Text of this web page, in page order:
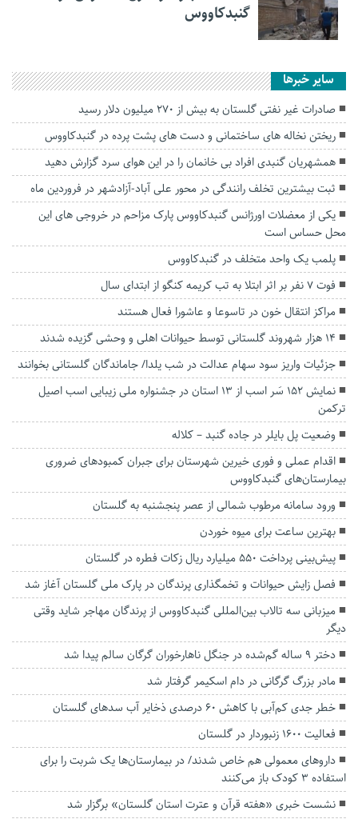
گنبدکاووس
سایر خبرها
صادرات غیر نفتی گلستان به بیش از ۲۷۰ میلیون دلار رسید
ریختن نخاله های ساختمانی و دست های پشت پرده در گنبدکاووس
همشهریان گنبدی افراد بی خانمان را در این هوای سرد گزارش دهید
ثبت بیشترین تخلف رانندگی در محور علی آباد-آزادشهر در فروردین ماه
یکی از معضلات اورژانس گنبدکاووس پارک مزاحم در خروجی های این
محل حساس است
پلمب یک واحد متخلف در گنبدکاووس
فوت ۷ نفر بر اثر ابتلا به تب کریمه کنگو از ابتدای سال
مراکز انتقال خون در تاسوعا و عاشورا فعال هستند
۱۴ هزار شهروند گلستانی توسط حیوانات اهلی و وحشی گزیده شدند
جزئیات واریز سود سهام عدالت در شب یلدا/ جاماندگان گلستانی بخوانند
نمایش ۱۵۲ سَر اسب از ۱۳ استان در جشنواره ملی زیبایی اسب اصیل
ترکمن
وضعیت پل بایلر در جاده گنبد – کلاله
اقدام عملی و فوری خیرین شهرستان برای جبران کمبودهای ضروری
بیمارستان‌های گنبدکاووس
ورود سامانه مرطوب شمالی از عصر پنجشنبه به گلستان
بهترین ساعت برای میوه خوردن
پیش‌بینی پرداخت ۵۵۰ میلیارد ریال زکات فطره در گلستان
فصل زایش‌ حیوانات و تخمگذاری پرندگان در پارک ملی گلستان آغاز شد
میزبانی سه تالاب‌ بین‌المللی گنبدکاووس از پرندگان مهاجر شاید وقتی
دیگر
دختر ۹ ساله گم‌شده در جنگل ناهارخوران گرگان سالم پیدا شد
مادر بزرگ گرگانی در دام اسکیمر گرفتار شد
خطر جدی کم‌آبی با کاهش ۶۰ درصدی ذخایر آب سدهای گلستان
فعالیت ۱۶۰۰ زنبوردار در گلستان
داروهای معمولی هم خاص شدند/ در بیمارستان‌ها یک شربت را برای
استفاده 3 کودک باز می‌کنند
نشست خبری «هفته قرآن و عترت استان گلستان» برگزار شد